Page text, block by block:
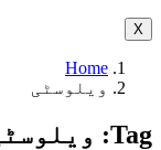
X
Home
ویلوسٹی
Tag: